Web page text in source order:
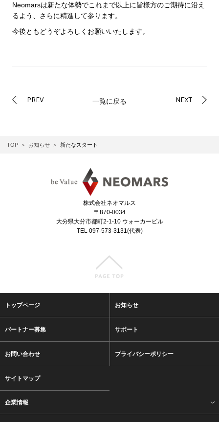
Neomarsは新たな体勢でこれまで以上に皆様方のご期待に沿え
るよう、さらに精進して参ります。
今後ともどうぞよろしくお願いいたします。
PREV 一覧に戻る NEXT
TOP お知らせ 新たなスタート
株式会社ネオマルス
〒870-0034
大分県大分市都町2-1-10 ウォーカービル
TEL 097-573-3131(代表)
トップページ お知らせ
パートナー募集 サポート
お問い合わせ プライバシーポリシー
サイトマップ
企業情報